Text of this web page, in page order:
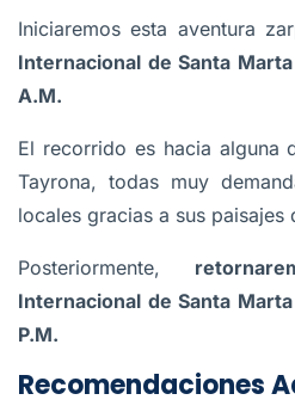
Iniciaremos esta aventura
Internacional de Santa
A.M.
El recorrido es hacia alguna
Tayrona, todas muy
locales gracias a sus paisajes
Posteriormente,
Internacional de Santa
P.M.
Recomendaciones